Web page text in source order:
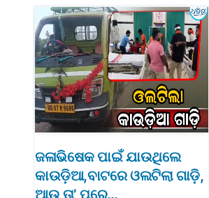
ଜଳାଭିଷେକ ପାଇଁ ଯାଉଥିଲେ
କାଉଡ଼ିଆ,ବାଟରେ ଓଲଟିଲା ଗାଡ଼ି,
ଆଉ ତା’ ପରେ…